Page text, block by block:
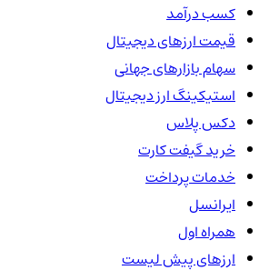
کسب درآمد
قیمت ارزهای دیجیتال
سهام بازارهای جهانی
استیکینگ ارز دیجیتال
دکس پلاس
خرید گیفت کارت
خدمات پرداخت
ایرانسل
همراه اول
ارزهای پیش لیست